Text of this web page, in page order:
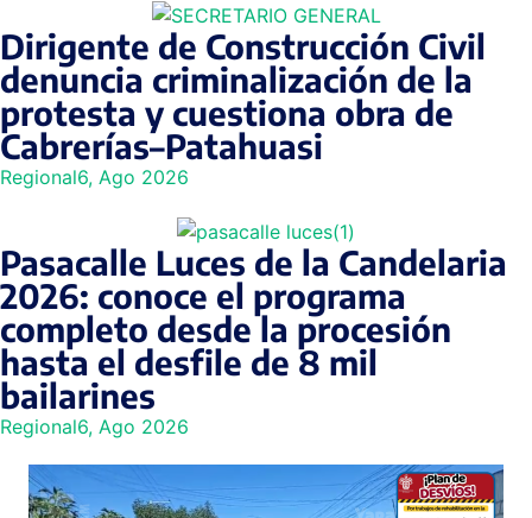
Dirigente de Construcción Civil
denuncia criminalización de la
protesta y cuestiona obra de
Cabrerías–Patahuasi
Regional6, Ago 2026
Pasacalle Luces de la Candelaria
2026: conoce el programa
completo desde la procesión
hasta el desfile de 8 mil
bailarines
Regional6, Ago 2026